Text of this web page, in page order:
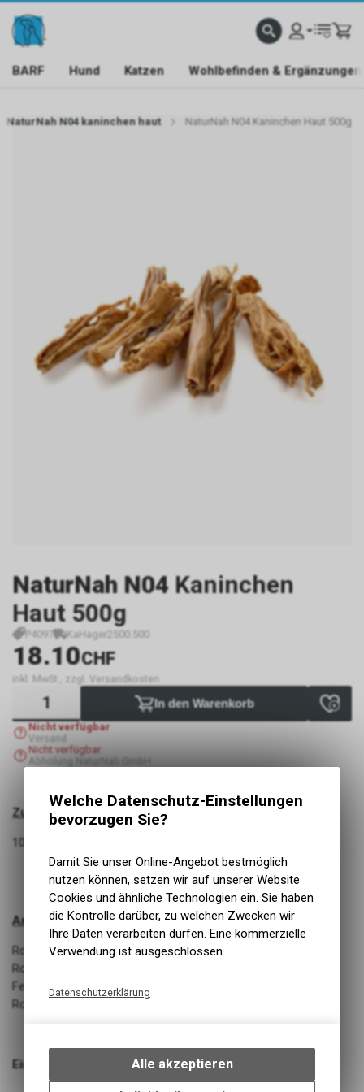
BARF Hund Katzen Wohlbefinden & Ergänzungen
NaturNah N04 kaninchen haut NaturNah N04 Kaninchen Haut 500g
NaturNah N04 Kaninchen
Haut 500g
P4097 KaHager2500.500
18.10CHF
inkl. MwSt., zzgl. Versandkosten
In den Warenkorb
Nicht verfügbar
Versand
Nicht verfügbar
Abholung NaturNah GmbH
Zusammensetzung:
100% Kaninchen, getrocknet
Analytische Bestandteile:
Rohprotein 60,33%
Rohfett 33,49%
Feuchtigkeit 3,88%
Rohasche 2,12%
Einzelfuttermittel
Welche Datenschutz-Einstellungen
bevorzugen Sie?
Damit Sie unser Online-Angebot bestmöglich
nutzen können, setzen wir auf unserer Website
Cookies und ähnliche Technologien ein. Sie haben
die Kontrolle darüber, zu welchen Zwecken wir
Ihre Daten verarbeiten dürfen. Eine kommerzielle
Verwendung ist ausgeschlossen.
Datenschutzerklärung
bestimmte Interaktionen und
Einstellungen auf Ihrem Gerät,
Alle akzeptieren